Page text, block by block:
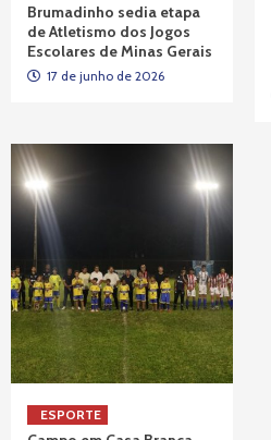
Brumadinho sedia etapa
de Atletismo dos Jogos
Escolares de Minas Gerais
17 de junho de 2026
ESPORTE